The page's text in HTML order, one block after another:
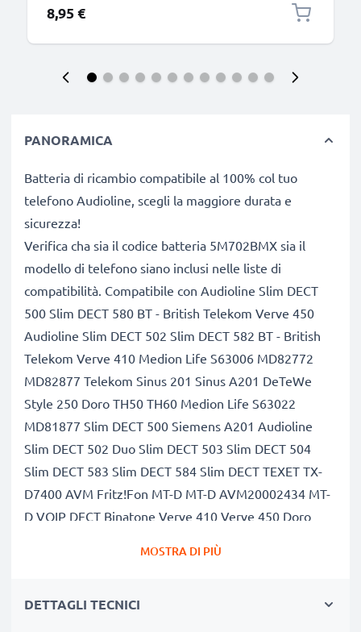
connettore tipo C
8,95 €
PANORAMICA
Batteria di ricambio compatibile al 100% col tuo
telefono Audioline, scegli la maggiore durata e
sicurezza!
Verifica cha sia il codice batteria 5M702BMX sia il
modello di telefono siano inclusi nelle liste di
compatibilità. Compatibile con Audioline Slim DECT
500 Slim DECT 580 BT - British Telekom Verve 450
Audioline Slim DECT 502 Slim DECT 582 BT - British
Telekom Verve 410 Medion Life S63006 MD82772
MD82877 Telekom Sinus 201 Sinus A201 DeTeWe
Style 250 Doro TH50 TH60 Medion Life S63022
MD81877 Slim DECT 500 Siemens A201 Audioline
Slim DECT 502 Duo Slim DECT 503 Slim DECT 504
Slim DECT 583 Slim DECT 584 Slim DECT TEXET TX-
D7400 AVM Fritz!Fon MT-D MT-D AVM20002434 MT-
D VOIP DECT Binatone Verve 410 Verve 450 Doro
premium
MOSTRA DI PIÙ
DETTAGLI TECNICI